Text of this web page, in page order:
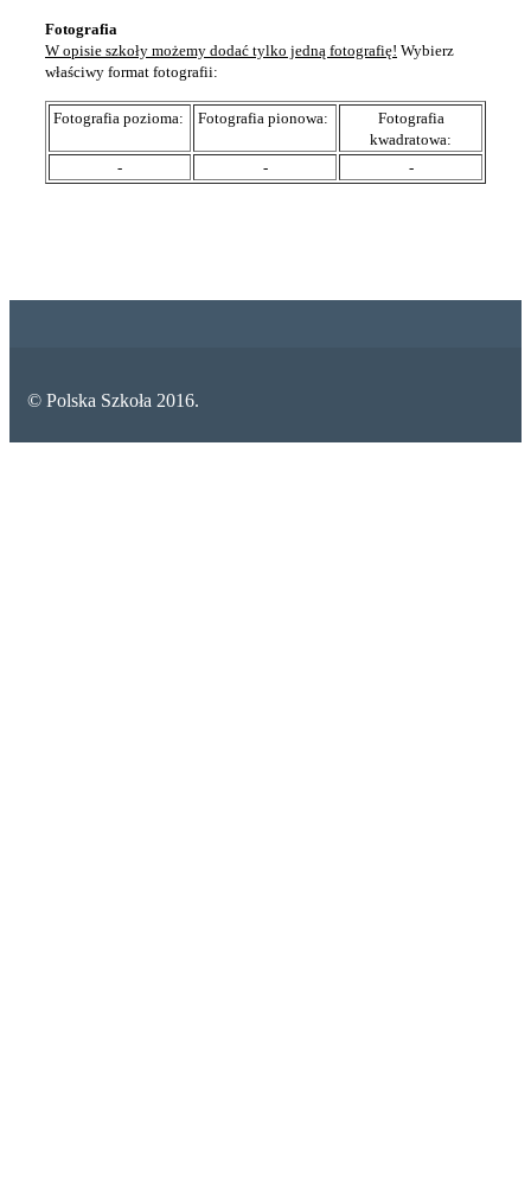
Fotografia
W opisie szkoły możemy dodać tylko jedną fotografię! Wybierz
właściwy format fotografii:
Fotografia pozioma: Fotografia pionowa:
Fotografia
kwadratowa:
-
- -
© Polska Szkoła 2016.